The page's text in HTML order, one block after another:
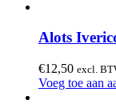
Alots
€12,50 excl.
Voeg toe aan